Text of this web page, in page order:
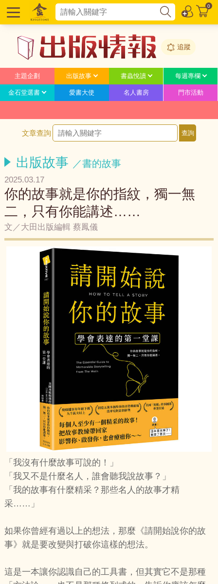
0
追蹤
主題企劃 出版故事 書蟲悅讀 每週專欄
金石堂選書 愛書大使 名人書房 門市活動
文章查詢
出版故事 ／書的故事
2025.03.17
你的故事就是你的指紋，獨一無
二，只有你能講述……
文／大田出版編輯 蔡鳳儀
「我沒有什麼故事可說的！」
「我又不是什麼名人，誰會聽我說故事？」
「我的故事有什麼精采？那些名人的故事才精
采……」
如果你曾經有過以上的想法，那麼《請開始說你的故
事》就是要改變與打破你這樣的想法。
這是一本讓你認識自己的工具書，但其實它不是那種